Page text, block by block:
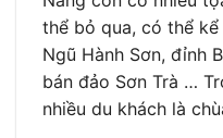
thể bỏ qua, có thể kể
Ngũ Hành Sơn, đỉnh
bán đảo Sơn Trà …
nhiều du khách là